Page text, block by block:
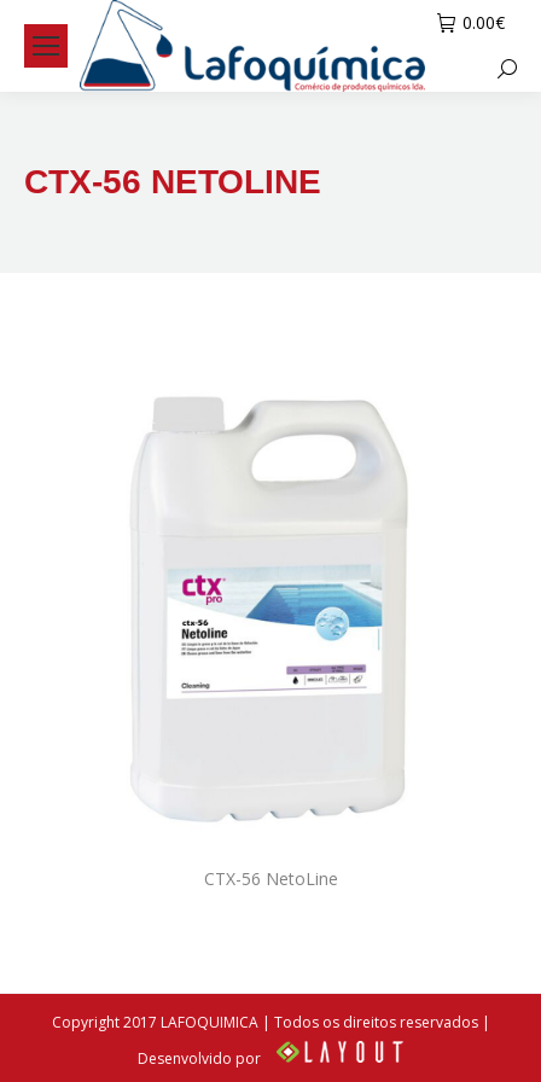
0.00€
CTX-56 NETOLINE
CTX-56 NetoLine
Copyright 2017 LAFOQUIMICA | Todos os direitos reservados |
Desenvolvido por